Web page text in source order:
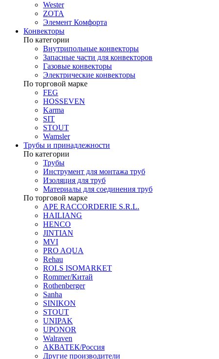
Wester
ZOTA
Элемент Комфорта
Конвекторы
По категории
Внутрипольные конвекторы
Запасные части для конвекторов
Газовые конвекторы
Электрические конвекторы
По торговой марке
FEG
HOSSEVEN
Karma
SIT
STOUT
Wamsler
Трубы и принадлежности
По категории
Трубы
Инструмент для монтажа труб
Изоляция для труб
Материалы для соединения труб
По торговой марке
APE RACCORDERIE S.R.L.
HAILIANG
HENCO
JINTIAN
MVI
PRO AQUA
Rehau
ROLS ISOMARKET
Rommer/Китай
Rothenberger
Sanha
SINIKON
STOUT
UNIPAK
UPONOR
Walraven
АКВАТЕК/Россия
Другие производители